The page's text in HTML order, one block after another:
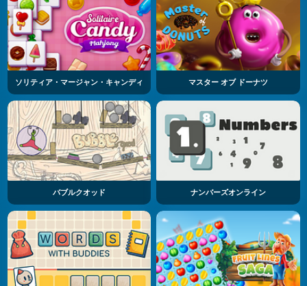
ソリティア・マージャン・キャンディ マスター オブ ドーナツ
バブルクオッド ナンバーズオンライン